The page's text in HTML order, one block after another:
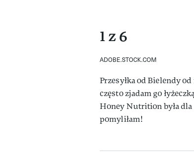
1 z 6
ADOBE.STOCK.COM
Przesyłka od Bielendy
często zjadam go
Honey Nutrition była dla
pomyliłam!